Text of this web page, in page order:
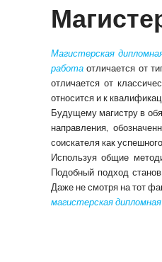
Магистерская
работа отличается от
отличается от
относится и к
Будущему магистру в
направления,
соискателя как
Используя общие
Подобный подход
Даже не смотря на тот
магистерская